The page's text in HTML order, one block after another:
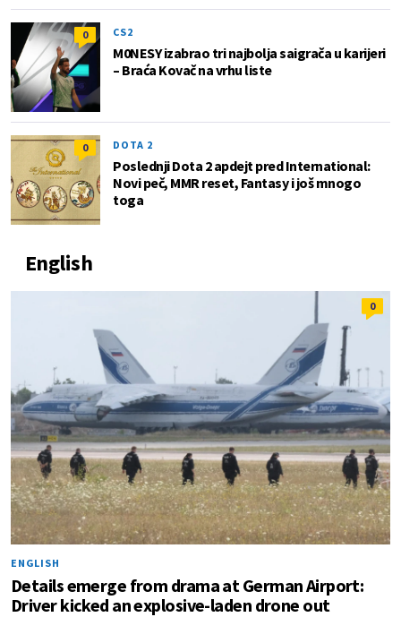
0 CS2
M0NESY izabrao tri najbolja saigrača u karijeri
– Braća Kovač na vrhu liste
0 DOTA 2
Poslednji Dota 2 apdejt pred International:
Novi peč, MMR reset, Fantasy i još mnogo
toga
English
0
ENGLISH
Details emerge from drama at German Airport:
Driver kicked an explosive-laden drone out